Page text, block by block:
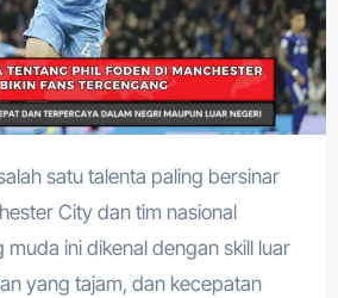
City dan tim nasional
muda ini dikenal dengan skill luar
yang tajam, dan kecepatan